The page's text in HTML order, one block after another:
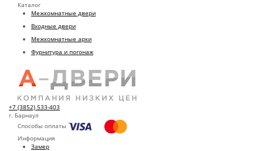
Каталог
Межкомнатные двери
Входные двери
Межкомнатные арки
Фурнитура и погонаж
+7 (3852) 533-403
г. Барнаул
Способы оплаты
Информация
Замер